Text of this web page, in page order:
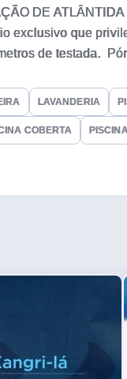
DE
exclusivo que
de testada.
com raia de 25m
externas adulto e
infantil de
LAVANDERIA
COBERTA